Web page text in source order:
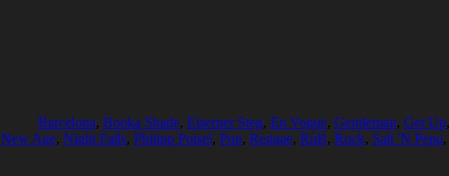
Barcelona, Booka Shade, Eiserner Steg, En Vogue, Gentleman, Get Up,
New Age, Night Falls, Philipp Poisel, Pop, Reggae, RnB, Rock, Salt 'N Pepa,